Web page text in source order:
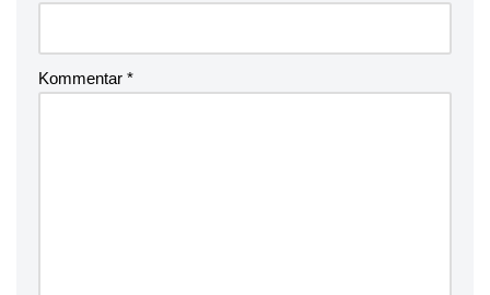
Kommentar *